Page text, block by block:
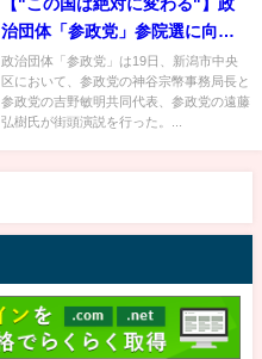
治団体「参政党」参院選に向け
神谷宗幣事務局長らが新潟市中
央区で街頭演説【吉野敏明共同
代表、遠藤弘樹氏など】
政治団体「参政党」は19日、新潟市中央
区において、参政党の神谷宗幣事務局長と
参政党の吉野敏明共同代表、参政党の遠藤
弘樹氏が街頭演説を行った。...